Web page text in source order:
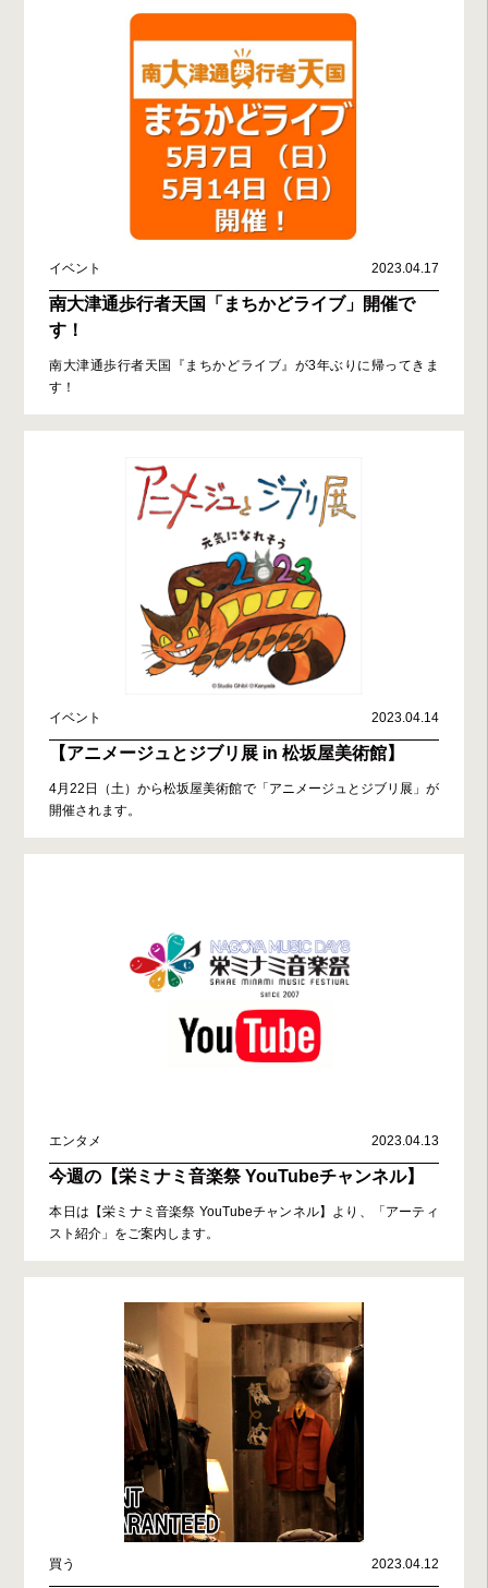
イベント 2023.04.17
南大津通歩行者天国「まちかどライブ」開催で
す！
南大津通歩行者天国『まちかどライブ』が3年ぶりに帰ってきま
す！
イベント 2023.04.14
【アニメージュとジブリ展 in 松坂屋美術館】
4月22日（土）から松坂屋美術館で「アニメージュとジブリ展」が
開催されます。
エンタメ 2023.04.13
今週の【栄ミナミ音楽祭 YouTubeチャンネル】
本日は【栄ミナミ音楽祭 YouTubeチャンネル】より、「アーティ
スト紹介」をご案内します。
買う 2023.04.12